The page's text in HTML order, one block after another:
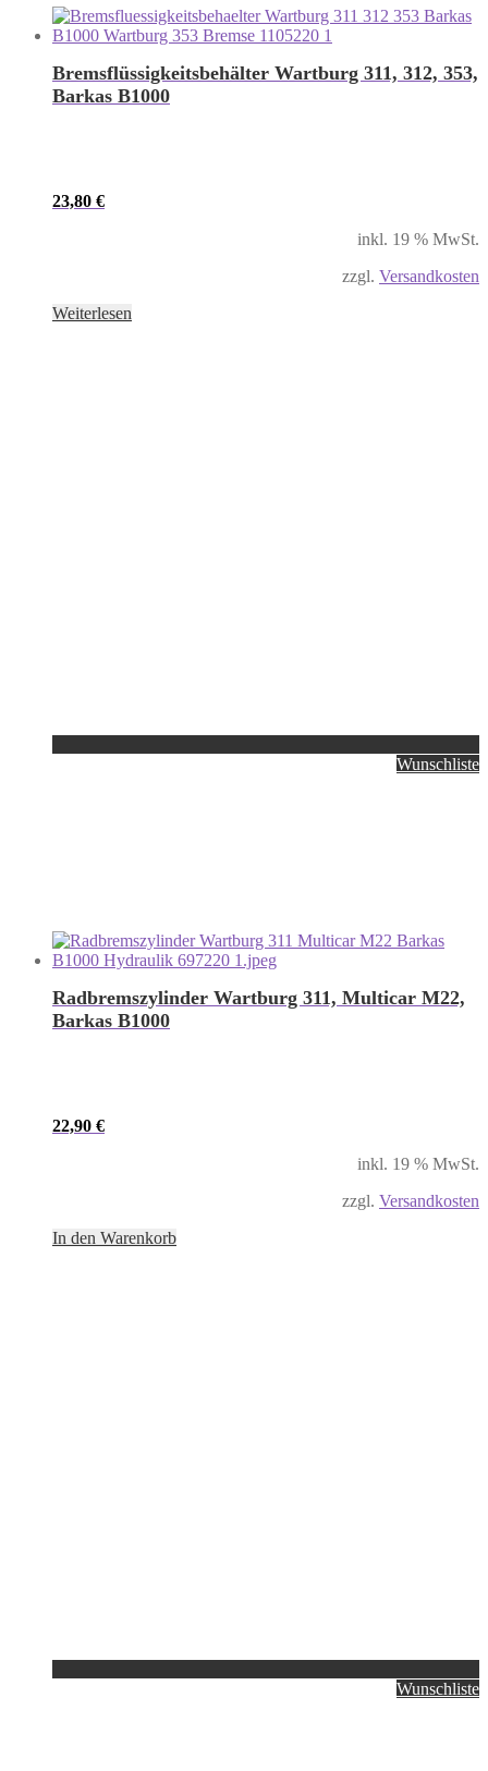
Bremsflüssigkeitsbehälter Wartburg 311, 312, 353,
Barkas B1000
23,80 €
inkl. 19 % MwSt.
zzgl. Versandkosten
Weiterlesen
Wunschliste
Radbremszylinder Wartburg 311, Multicar M22,
Barkas B1000
22,90 €
inkl. 19 % MwSt.
zzgl. Versandkosten
In den Warenkorb
Wunschliste